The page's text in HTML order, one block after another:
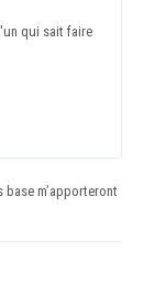
qui sait faire
m’apporteront